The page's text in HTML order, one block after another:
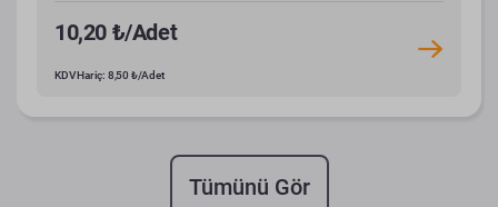
10,20 ₺/Adet
KDV Hariç: 8,50 ₺/Adet
Tümünü Gör